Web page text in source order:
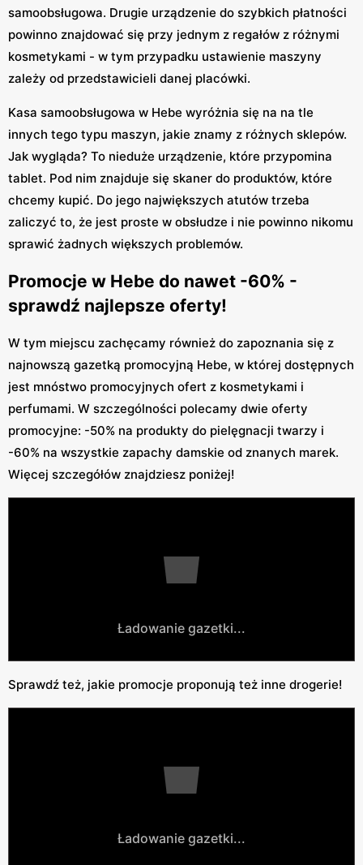
samoobsługowa. Drugie urządzenie do szybkich płatności
powinno znajdować się przy jednym z regałów z różnymi
kosmetykami - w tym przypadku ustawienie maszyny
zależy od przedstawicieli danej placówki.
Kasa samoobsługowa w Hebe wyróżnia się na na tle
innych tego typu maszyn, jakie znamy z różnych sklepów.
Jak wygląda? To nieduże urządzenie, które przypomina
tablet. Pod nim znajduje się skaner do produktów, które
chcemy kupić. Do jego największych atutów trzeba
zaliczyć to, że jest proste w obsłudze i nie powinno nikomu
sprawić żadnych większych problemów.
Promocje w Hebe do nawet -60% -
sprawdź najlepsze oferty!
W tym miejscu zachęcamy również do zapoznania się z
najnowszą gazetką promocyjną Hebe, w której dostępnych
jest mnóstwo promocyjnych ofert z kosmetykami i
perfumami. W szczególności polecamy dwie oferty
promocyjne: -50% na produkty do pielęgnacji twarzy i
-60% na wszystkie zapachy damskie od znanych marek.
Więcej szczegółów znajdziesz poniżej!
Ładowanie gazetki...
Sprawdź też, jakie promocje proponują też inne drogerie!
Ładowanie gazetki...